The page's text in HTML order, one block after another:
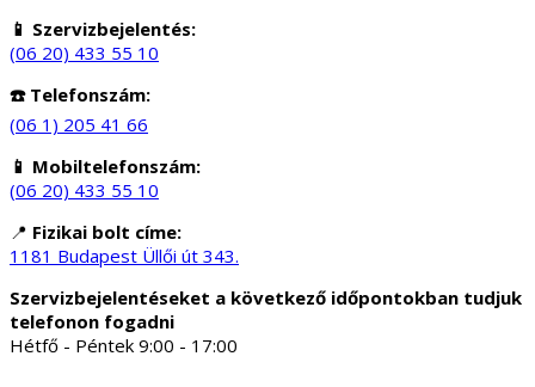
📱 Szervizbejelentés:
(06 20) 433 55 10
☎️ Telefonszám:
(06 1) 205 41 66
📱 Mobiltelefonszám:
(06 20) 433 55 10
📍 Fizikai bolt címe:
1181 Budapest Üllői út 343.
Szervizbejelentéseket a következő időpontokban tudjuk
telefonon fogadni
Hétfő - Péntek 9:00 - 17:00